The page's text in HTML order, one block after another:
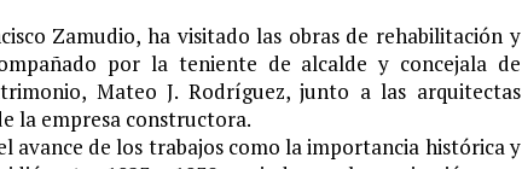
Zamudio, ha visitado las obras de rehabilitación y
por la teniente de alcalde y concejala de
Mateo J. Rodríguez, junto a las arquitectas
la empresa constructora.
de los trabajos como la importancia histórica y